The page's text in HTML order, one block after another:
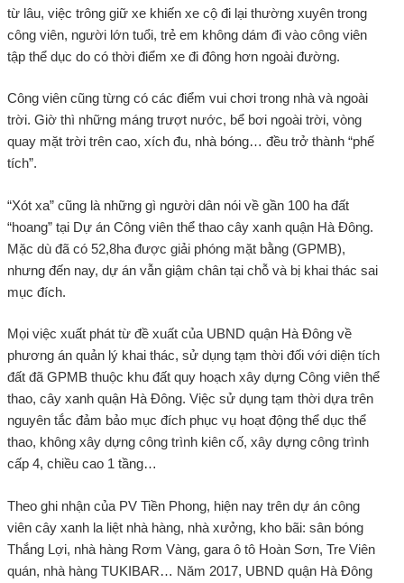
từ lâu, việc trông giữ xe khiến xe cộ đi lại thường xuyên trong
công viên, người lớn tuổi, trẻ em không dám đi vào công viên
tập thể dục do có thời điểm xe đi đông hơn ngoài đường.
Công viên cũng từng có các điểm vui chơi trong nhà và ngoài
trời. Giờ thì những máng trượt nước, bể bơi ngoài trời, vòng
quay mặt trời trên cao, xích đu, nhà bóng… đều trở thành “phế
tích”.
“Xót xa” cũng là những gì người dân nói về gần 100 ha đất
“hoang” tại Dự án Công viên thể thao cây xanh quận Hà Đông.
Mặc dù đã có 52,8ha được giải phóng mặt bằng (GPMB),
nhưng đến nay, dự án vẫn giậm chân tại chỗ và bị khai thác sai
mục đích.
Mọi việc xuất phát từ đề xuất của UBND quận Hà Đông về
phương án quản lý khai thác, sử dụng tạm thời đối với diện tích
đất đã GPMB thuộc khu đất quy hoạch xây dựng Công viên thể
thao, cây xanh quận Hà Đông. Việc sử dụng tạm thời dựa trên
nguyên tắc đảm bảo mục đích phục vụ hoạt động thể dục thể
thao, không xây dựng công trình kiên cố, xây dựng công trình
cấp 4, chiều cao 1 tầng…
Theo ghi nhận của PV Tiền Phong, hiện nay trên dự án công
viên cây xanh la liệt nhà hàng, nhà xưởng, kho bãi: sân bóng
Thắng Lợi, nhà hàng Rơm Vàng, gara ô tô Hoàn Sơn, Tre Viên
quán, nhà hàng TUKIBAR… Năm 2017, UBND quận Hà Đông